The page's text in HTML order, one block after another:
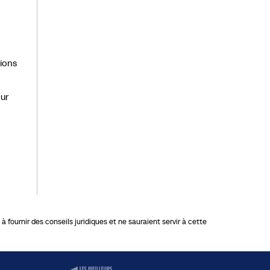
fournir des conseils juridiques et ne sauraient servir à cette